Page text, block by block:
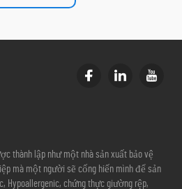
thành lập như một nhà sản xuất bảo vệ
mà một người sẽ cống hiến mình để sản
Hypoallergenic, chứng thực giường rệp,